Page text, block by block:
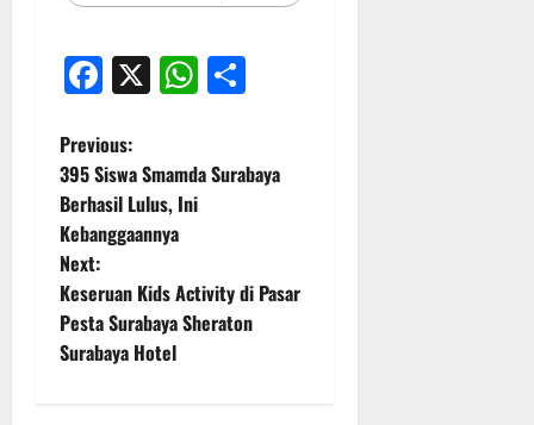
Facebook
X WhatsApp
P
o
s
t
n
Previous:
395 Siswa Smamda Surabaya
Berhasil Lulus, Ini
Kebanggaannya
Next:
Keseruan Kids Activity di Pasar
Pesta Surabaya Sheraton
Surabaya Hotel